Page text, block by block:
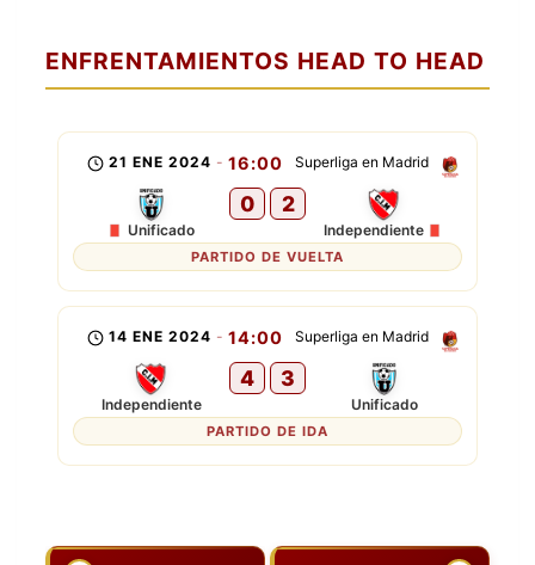
ENFRENTAMIENTOS HEAD TO HEAD
Superliga en Madrid
21 ENE 2024 - 16:00
Unificado
0 2
Independiente
PARTIDO DE VUELTA
Superliga en Madrid
14 ENE 2024 - 14:00
Independiente
4 3
Unificado
PARTIDO DE IDA